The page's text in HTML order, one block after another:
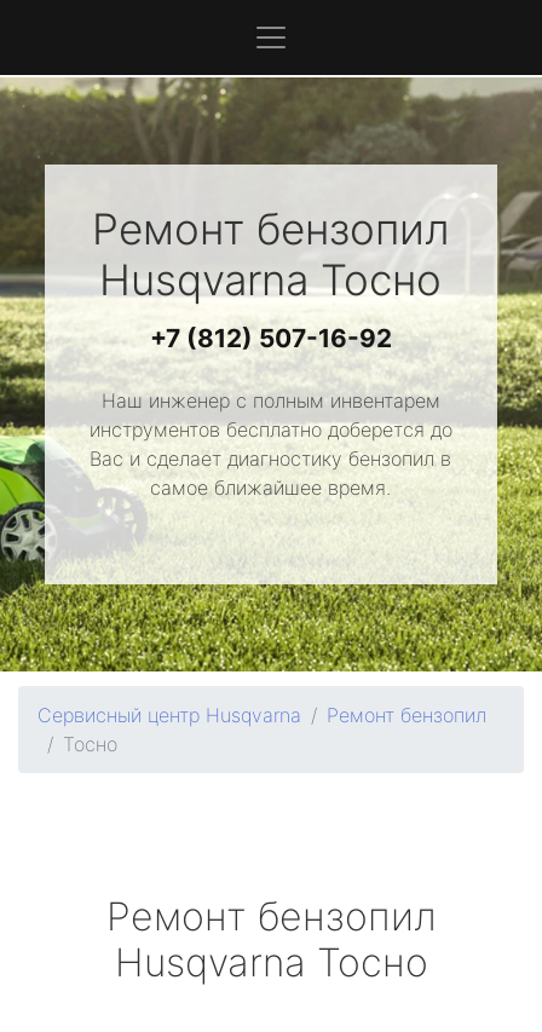
Ремонт бензопил
HusqvarnaТосно
+7 (812) 507-16-92
Наш инженер с полным инвентарем
инструментов бесплатно доберется до
Вас и сделает диагностику бензопил в
самое ближайшее время.
Сервисный центр Husqvarna
Ремонт бензопил
Тосно
Ремонт бензопил
Husqvarna Тосно